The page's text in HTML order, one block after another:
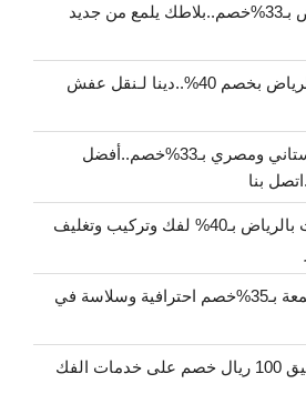
شركة جلي بلاط بالرياض بـ33%خصم..بلاطك يلمع من جديد
دينا نقل عفش شمال الرياض بخصم 40%..دينا لـنقل عفش
نقل عفش بالرياض باكستاني ومصري بـ33%خصم..أفضل
بنا
شركة نقل وتجهيز الأثاث بالرياض بـ40% لفك وتركيب وتغليف
شركة نقل عفش بالمجمعة بـ35%خصم احترافية وسلاسة في
دينا نقل عفش حي العقيق 100 ريال خصم على خدمات الفك